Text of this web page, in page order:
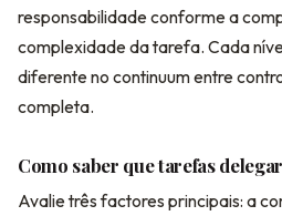
responsabilidade conforme a
complexidade da tarefa. Cada
diferente no continuum entre
completa.
Como saber que tarefas
Avalie três factores principais: a